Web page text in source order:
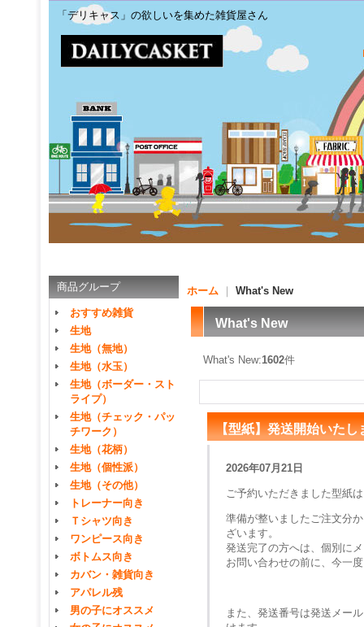
「デリキャス」の欲しいを集めた雑貨屋さん
商品グループ
おすすめ雑貨
生地
生地（無地）
生地（水玉）
生地（ボーダー・スト
ライプ）
生地（チェック・パッ
チワーク）
生地（花柄）
生地（個性派）
生地（その他）
トレーナー向き
Ｔシャツ向き
ワンピース向き
ボトムス向き
カバン・雑貨向き
アパレル残
男の子にオススメ
ホーム What's New
What's New
What's New:1602件
【型紙】発送開始いたし
2026年07月21日
ご予約いただきました型紙
準備が整いましたご注文分
ざいます。
発送完了の方へは、個別に
お問い合わせの前に、今一
また、発送番号は発送メー